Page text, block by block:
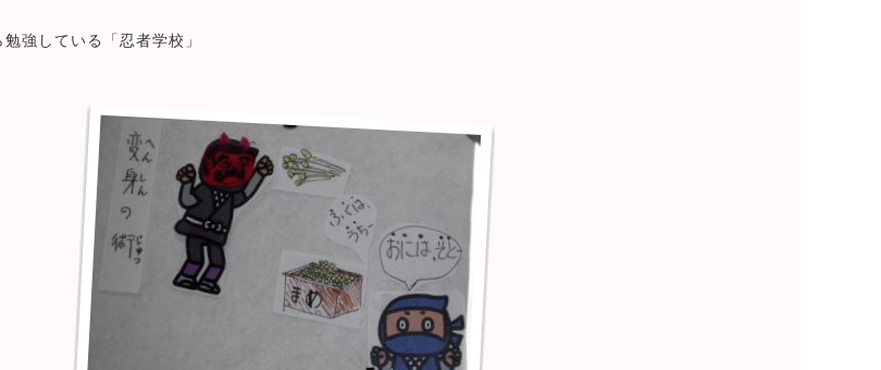
強している「忍者学校」